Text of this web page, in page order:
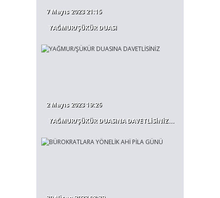
7 Mayıs 2023 21:15
YAĞMUR/ŞÜKÜR DUASI
2 Mayıs 2023 19:26
YAĞMUR/ŞÜKÜR DUASINA DAVETLİSİNİZ...